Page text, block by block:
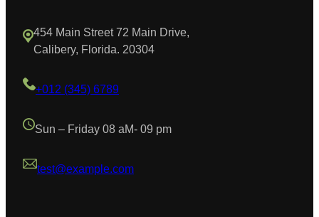
454 Main Street 72 Main Drive,
Calibery, Florida. 20304
+012 (345) 6789
Sun – Friday 08 aM- 09 pm
test@example.com